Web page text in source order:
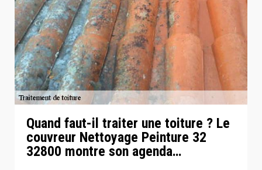
Quand faut-il traiter une toiture ? Le
couvreur Nettoyage Peinture 32
32800 montre son agenda…